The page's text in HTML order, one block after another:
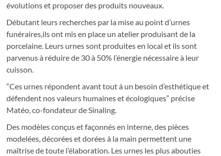
évolutions et proposer des produits nouveaux.
Débutant leurs recherches par la mise au point d’urnes
funéraires,ils ont mis en place un atelier produisant de la
porcelaine. Leurs urnes sont produites en local et ils sont
parvenus à réduire de 30 à 50% l’énergie nécessaire à leur
cuisson.
“Ces urnes répondent avant tout à un besoin d’esthétique et
défendent nos valeurs humaines et écologiques” précise
Matéo, co-fondateur de Sinaling.
Des modèles conçus et façonnés en interne, des pièces
modelées, décorées et dorées à la main permettent une
maîtrise de toute l’élaboration. Les urnes les plus abouties